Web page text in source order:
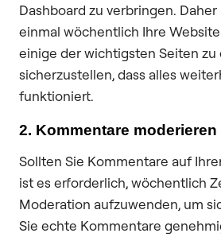
Dashboard zu verbringen. Daher
einmal wöchentlich Ihre
einige der wichtigsten Seiten zu
sicherzustellen, dass alles
funktioniert.
2. Kommentare moderieren
Sollten Sie Kommentare auf
ist es erforderlich, wöchentlich
Moderation aufzuwenden, um
Sie echte Kommentare